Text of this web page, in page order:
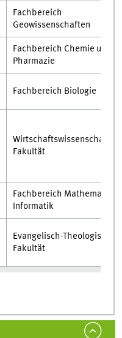
Fachbereich
Geowissenschaften
Fachbereich Chemie und
Pharmazie
Fachbereich Biologie
Fakultät
Fachbereich Mathematik
Informatik
Evangelisch-Theologische
Fakultät